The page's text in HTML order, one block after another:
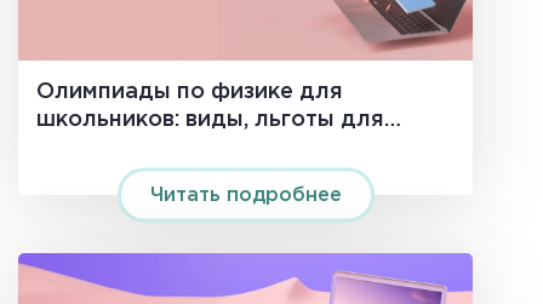
Олимпиады по физике для
школьников: виды, льготы для
Читать подробнее